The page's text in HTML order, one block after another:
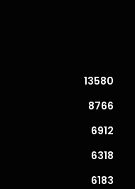
13580
8766
6912
6318
6183